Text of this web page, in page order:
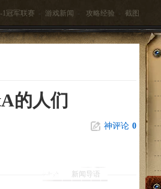
1冠军联赛 - 游戏新闻 - 攻略经验 - 截图
的人们
神评论 0
新闻导语